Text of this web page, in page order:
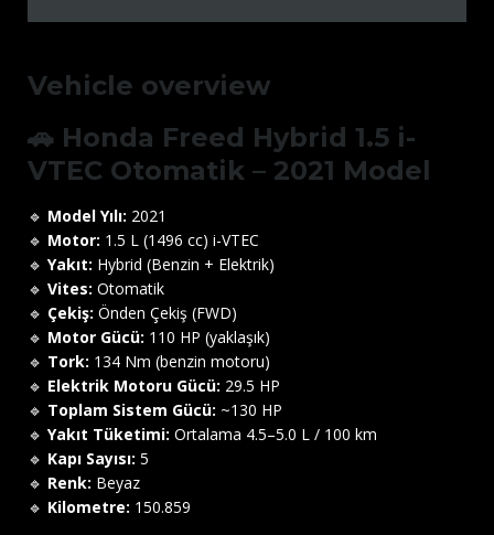
Vehicle overview
🚗 Honda Freed Hybrid 1.5 i-
VTEC Otomatik – 2021 Model
🔹 Model Yılı: 2021
🔹 Motor: 1.5 L (1496 cc) i-VTEC
🔹 Yakıt: Hybrid (Benzin + Elektrik)
🔹 Vites: Otomatik
🔹 Çekiş: Önden Çekiş (FWD)
🔹 Motor Gücü: 110 HP (yaklaşık)
🔹 Tork: 134 Nm (benzin motoru)
🔹 Elektrik Motoru Gücü: 29.5 HP
🔹 Toplam Sistem Gücü: ~130 HP
🔹 Yakıt Tüketimi: Ortalama 4.5–5.0 L / 100 km
🔹 Kapı Sayısı: 5
🔹 Renk: Beyaz
🔹 Kilometre: 150.859